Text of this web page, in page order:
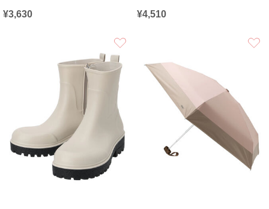
¥3,630 ¥4,510